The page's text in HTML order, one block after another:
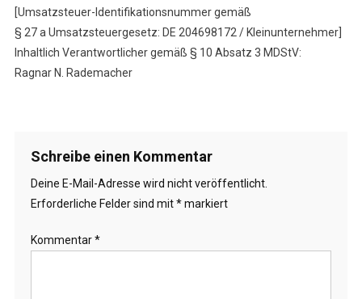
[Umsatzsteuer-Identifikationsnummer gemäß
§ 27 a Umsatzsteuergesetz: DE 204698172 / Kleinunternehmer]
Inhaltlich Verantwortlicher gemäß § 10 Absatz 3 MDStV:
Ragnar N. Rademacher
Schreibe einen Kommentar
Deine E-Mail-Adresse wird nicht veröffentlicht.
Erforderliche Felder sind mit*markiert
Kommentar*